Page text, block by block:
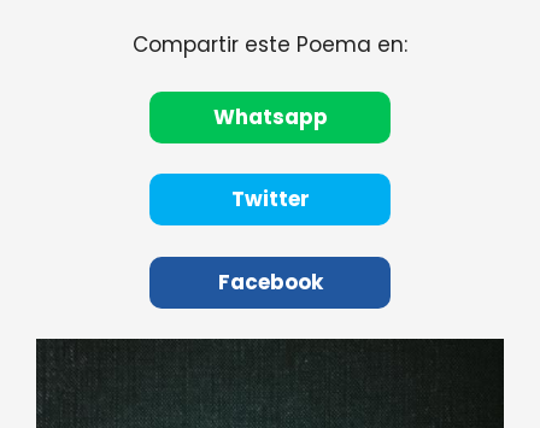
Compartir este Poema en:
Whatsapp
Twitter
Facebook